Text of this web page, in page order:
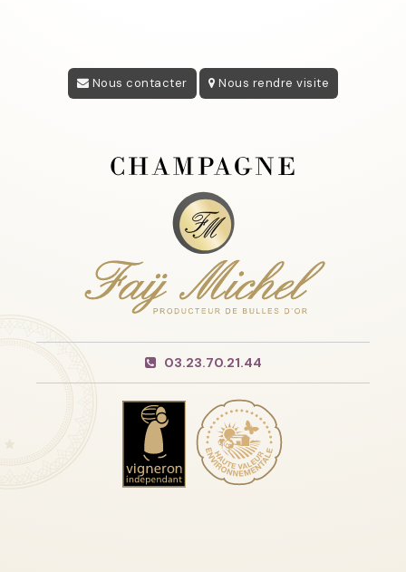
Nous contacter Nous rendre visite
03.23.70.21.44